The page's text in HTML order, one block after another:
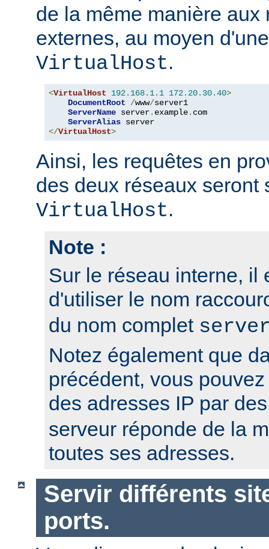
de la même manière aux
externes, au moyen
VirtualHost.
<VirtualHost 192.168. 1.1 172.20. 30.40>
DocumentRoot
/www/server1
ServerName server. example. com
ServerAlias
</VirtualHost>
Ainsi, les requêtes en
des deux réseaux seront
VirtualHost.
Note :
Sur le réseau interne, il
d'utiliser le nom
du nom complet
Notez également que
précédent, vous
des adresses IP par
serveur réponde de la
toutes ses adresses.
Servir différents
ports.